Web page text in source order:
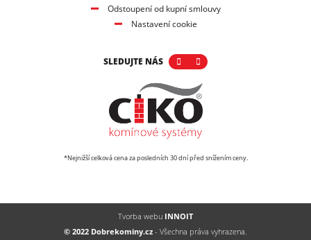
Odstoupení od kupní smlouvy
Nastavení cookie
SLEDUJTE NÁS
*Nejnižší celková cena za posledních 30 dní před snížením ceny.
Tvorba webu INNOIT
© 2022 Dobrekominy.cz - Všechna práva vyhrazena.